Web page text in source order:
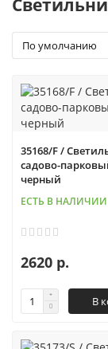
35168/F /
садово-
черный
ЕСТЬ В НАЛИЧИИ
2620 р.
В